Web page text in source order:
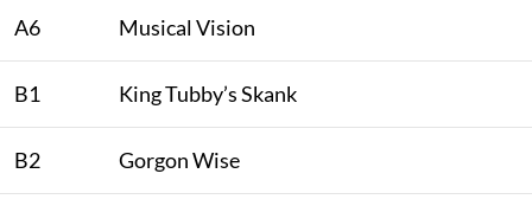
A6 Musical Vision
B1 King Tubby’s Skank
B2 Gorgon Wise